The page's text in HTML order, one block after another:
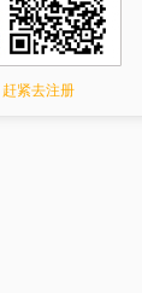
赶紧去注册